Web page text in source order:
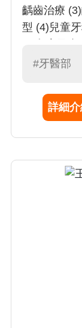
齲齒治療
型 (4)兒童
牙之評估
#牙醫部
詳細